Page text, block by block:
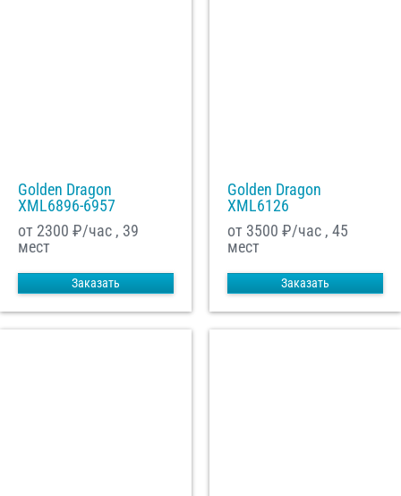
Golden Dragon
XML6896-6957
от 2300 ₽/час , 39
мест
Заказать
Golden Dragon
XML6126
от 3500 ₽/час , 45
мест
Заказать